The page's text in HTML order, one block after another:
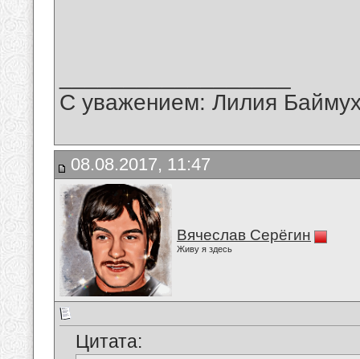
С уважением: Лилия
08.08.2017, 11:47
Вячеслав Серёгин
Живу я здесь
Цитата: